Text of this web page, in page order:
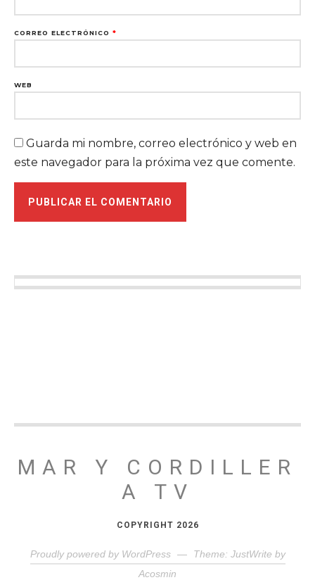
CORREO ELECTRÓNICO *
WEB
Guarda mi nombre, correo electrónico y web en
este navegador para la próxima vez que comente.
MAR Y CORDILLER
A TV
COPYRIGHT 2026
Proudly powered by WordPress —
Theme: JustWrite by
Acosmin